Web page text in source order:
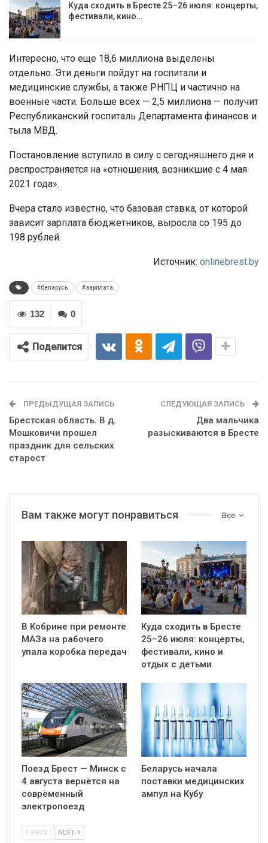
Куда сходить в Бресте 25–26 июля: концерты,
фестивали, кино…
Интересно, что еще 18,6 миллиона выделены
отдельно. Эти деньги пойдут на госпитали и
медицинские службы, а также РНПЦ и частично на
военные части. Больше всех — 2,5 миллиона — получит
Республиканский госпиталь Департамента финансов и
тыла МВД.
Постановление вступило в силу с сегодняшнего дня и
распространяется на «отношения, возникшие с 4 мая
2021 года».
Вчера стало известно, что базовая ставка, от которой
зависит зарплата бюджетников, выросла со 195 до
198 рублей.
Источник: onlinebrest.by
#беларусь #зарплата
0
132
Поделится
ПРЕДЫДУЩАЯ ЗАПИСЬ
Брестская область. В д.
Мошковичи прошел
праздник для сельских
старост
СЛЕДУЮЩАЯ ЗАПИСЬ
Два мальчика
разыскиваются в Бресте
Все
Вам также могут понравиться
В Кобрине при ремонте
МАЗа на рабочего
упала коробка передач
Куда сходить в Бресте
25–26 июля: концерты,
фестивали, кино и
отдых с детьми
Поезд Брест — Минск с
4 августа вернётся на
современный
электропоезд
Беларусь начала
поставки медицинских
ампул на Кубу
PREV NEXT